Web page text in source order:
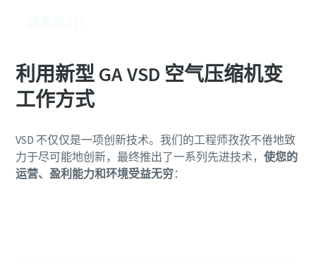
利用新型 GA VSD 空气压缩机变
工作方式
VSD 不仅仅是一项创新技术。我们的工程师孜孜不倦地致
力于尽可能地创新，最终推出了一系列先进技术， 使您的
运营、盈利能力和环境受益无穷：